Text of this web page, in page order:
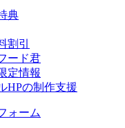
典
割引
ード君
定情報
HPの制作支援
ォーム